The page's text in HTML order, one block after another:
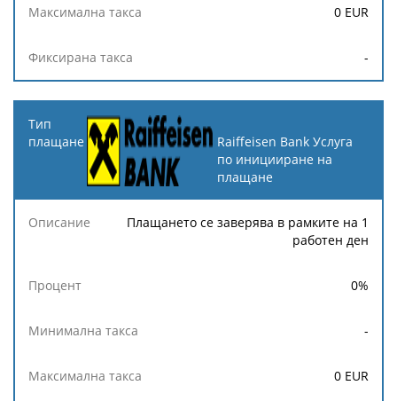
0 EUR
-
Raiffeisen Bank Услуга
по иницииране на
плащане
Плащането се заверява в рамките на 1
работен ден
0%
-
0 EUR